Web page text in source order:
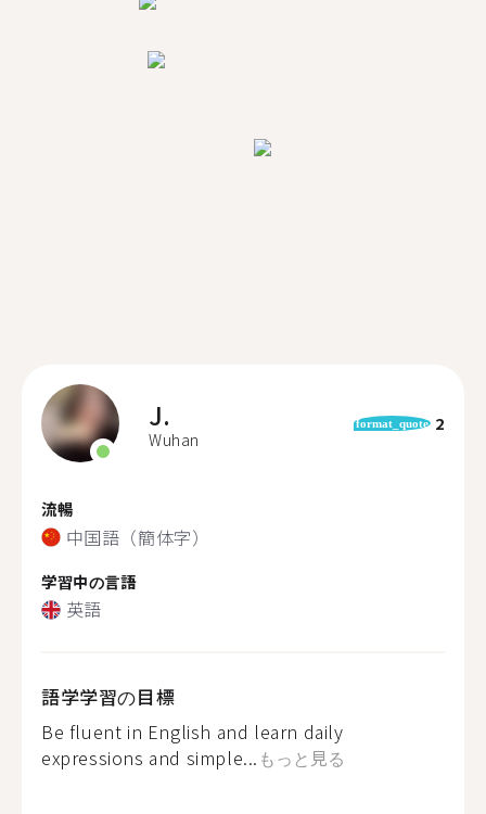
J.
Wuhan
format_quote 2
流暢
中国語（簡体字）
学習中の言語
英語
語学学習の目標
Be fluent in English and learn daily
expressions and simple... もっと見る